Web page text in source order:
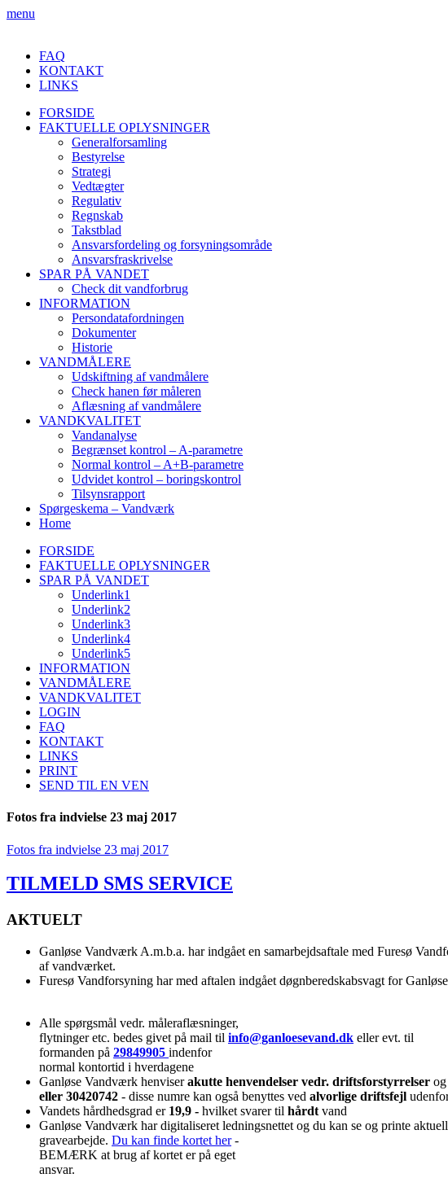
menu
FAQ
KONTAKT
LINKS
FORSIDE
FAKTUELLE OPLYSNINGER
Generalforsamling
Bestyrelse
Strategi
Vedtægter
Regulativ
Regnskab
Takstblad
Ansvarsfordeling og forsyningsområde
Ansvarsfraskrivelse
SPAR PÅ VANDET
Check dit vandforbrug
INFORMATION
Persondatafordningen
Dokumenter
Historie
VANDMÅLERE
Udskiftning af vandmålere
Check hanen før måleren
Aflæsning af vandmålere
VANDKVALITET
Vandanalyse
Begrænset kontrol – A-parametre
Normal kontrol – A+B-parametre
Udvidet kontrol – boringskontrol
Tilsynsrapport
Spørgeskema – Vandværk
Home
FORSIDE
FAKTUELLE OPLYSNINGER
SPAR PÅ VANDET
Underlink1
Underlink2
Underlink3
Underlink4
Underlink5
INFORMATION
VANDMÅLERE
VANDKVALITET
LOGIN
FAQ
KONTAKT
LINKS
PRINT
SEND TIL EN VEN
Fotos fra indvielse 23 maj 2017
Fotos fra indvielse 23 maj 2017
TILMELD SMS SERVICE
AKTUELT
Ganløse Vandværk A.m.b.a. har indgået en samarbejdsaftale med Furesø
af vandværket.
Furesø Vandforsyning har med aftalen indgået døgnberedskabsvagt for
Alle spørgsmål vedr. måleraflæsninger,
flytninger etc. bedes givet på mail til info@ganloesevand.dk eller evt. til
formanden på 29849905 indenfor
normal kontortid i hverdagene
Ganløse Vandværk henviserakutte henvendelser vedr. driftsforstyrrelser
eller 30420742 - disse numre kan også benyttes ved alvorlige driftsfejl
Vandets hårdhedsgrad er 19,9 - hvilket svarer til hårdt vand
Ganløse Vandværk har digitaliseret ledningsnettet og du kan se og printe
gravearbejde. Du kan finde kortet her-
BEMÆRK at brug af kortet er på eget
ansvar.